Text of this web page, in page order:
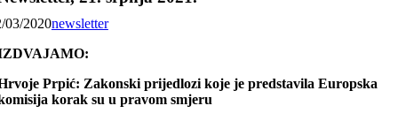
03/2020newsletter
Prpić: Zakonski prijedlozi koje je predstavila Europska
korak su u pravom smjeru